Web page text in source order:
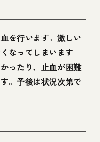
を行います。激しい
なってしまいます
ったり、止血が困難
。予後は状況次第で